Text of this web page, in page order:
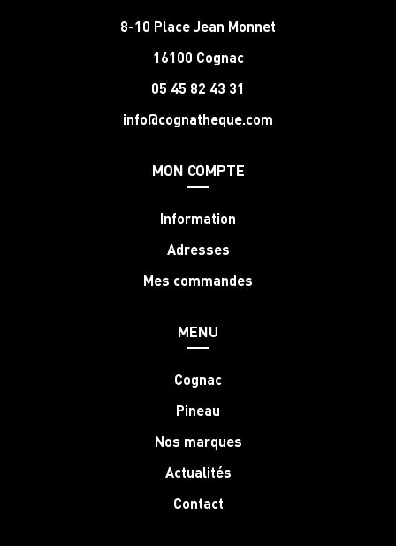
8-10 Place Jean Monnet
16100 Cognac
05 45 82 43 31
info@cognatheque.com
MON COMPTE
Information
Adresses
Mes commandes
MENU
Cognac
Pineau
Nos marques
Actualités
Contact